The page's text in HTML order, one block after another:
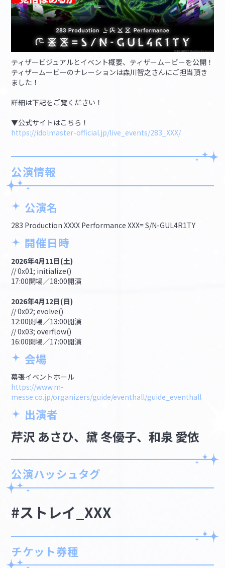
ティザービジュアルとイベント概要、ティザームービーを公開！
ティザームービーのナレーションは森川智之さんにご担当頂き
ました！
詳細は下記をご覧ください！
▼公式サイトはこちら！
https://idolmaster-official.jp/live_events/283_XXX/
公演情報
公演名
283 Production XXXX Performance XXX= S/N-GUL4R1TY
開催日時
2026年4月11日(土)
// 0x01; initialize()
17:00開場／18:00開演
2026年4月12日(日)
// 0x02; evolve()
12:00開場／13:00開演
// 0x03; overflow()
16:00開場／17:00開演
会場
幕張イベントホール
https://www.m-
messe.co.jp/organizers/guide/eventhall/guide_eventhall
出演者
芹沢 あさひ、黛 冬優子、和泉 愛依
公演ハッシュタグ
#ストレイ_XXX
チケット券種